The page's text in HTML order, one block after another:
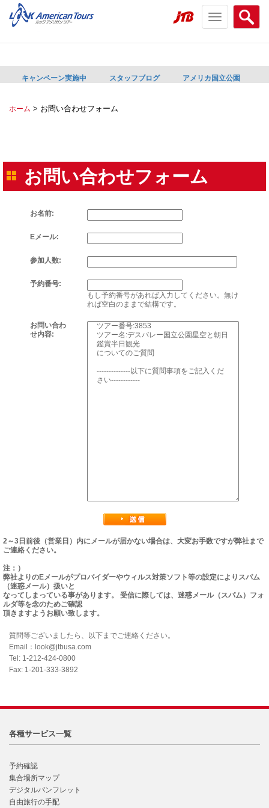
Search
menu
Toggle
navigation
キャンペーン実施中 スタッフブログ アメリカ国立公園
ホーム > お問い合わせフォーム
お問い合わせフォーム
お名前:
Eメール:
参加人数:
予約番号:
もし予約番号があれば入力してください。無け
れば空白のままで結構です。
お問い合わ
せ内容:
2～3日前後（営業日）内にメールが届かない場合は、大変お手数ですが弊社まで
ご連絡ください。
注：）
弊社よりのEメールがプロバイダーやウィルス対策ソフト等の設定によりスパム
（迷惑メール）扱いと
なってしまっている事があります。 受信に際しては、迷惑メール（スパム）フォ
ルダ等を念のためご確認
頂きますようお願い致します。
質問等ございましたら、以下までご連絡ください。
Email：look@jtbusa.com
Tel: 1-212-424-0800
Fax: 1-201-333-3892
各種サービス一覧
予約確認
集合場所マップ
デジタルパンフレット
自由旅行の手配